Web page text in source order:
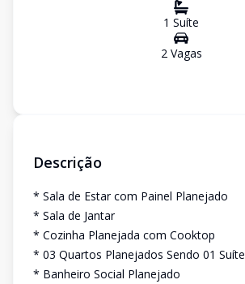
1 Suíte
2Vagas
Descrição
* Sala de Estar com Painel Planejado
* Sala de Jantar
* Cozinha Planejada com Cooktop
* 03 Quartos Planejados Sendo 01 Suíte
* Banheiro Social Planejado